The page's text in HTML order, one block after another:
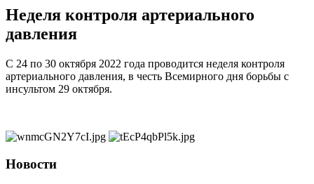
Неделя контроля артериального
давления
С 24 по 30 октября 2022 года проводится неделя контроля
артериального давления, в честь Всемирного дня борьбы с
инсультом 29 октября.
Новости